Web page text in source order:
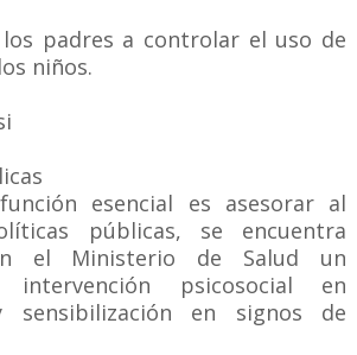
padres a controlar el uso de
niños.
esencial es asesorar al
públicas, se encuentra
el Ministerio de Salud un
psicosocial en
sensibilización en signos de